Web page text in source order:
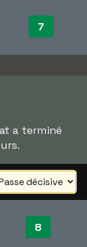
7
a terminé
8